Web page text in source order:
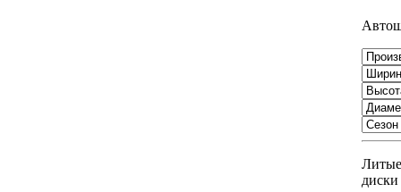
Литые
диски